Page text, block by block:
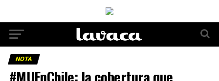
NOTA
#MUEnChile: la cobertura que